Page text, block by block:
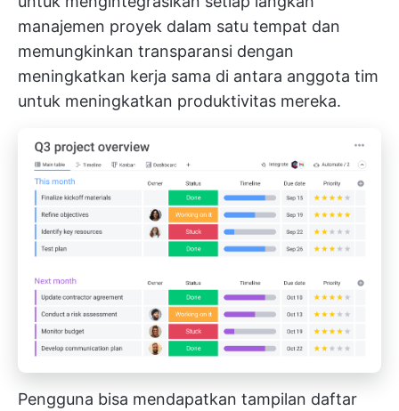
manajemen proyek dalam satu tempat dan
memungkinkan transparansi dengan
meningkatkan kerja sama di antara anggota tim
untuk meningkatkan produktivitas mereka.
Pengguna bisa mendapatkan tampilan daftar